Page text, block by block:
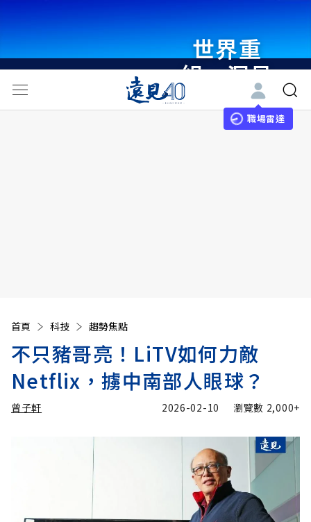
世界重
組・洞見
未來 與
世界領袖
職場雷達
首頁 科技 趨勢焦點
不只豬哥亮！LiTV如何力敵
Netflix，擄中南部人眼球？
曾子軒 2026-02-10 瀏覽數 2,000+